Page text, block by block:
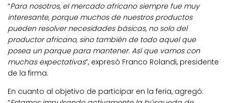
“Para nosotros, el mercado africano siempre fue muy
interesante, porque muchos de nuestros productos
pueden resolver necesidades básicas, no solo del
productor africano, sino también de todo aquel que
posea un parque para mantener. Así que vamos con
muchas expectativas”, expresó Franco Rolandi, presidente
de la firma.
En cuanto al objetivo de participar en la feria, agregó: